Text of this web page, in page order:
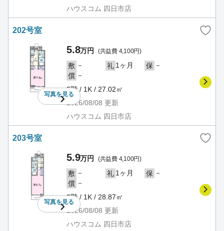
ハウスコム 四日市店
202号室
写真を見る
5.8万円 (共益費 4,100円)
敷 － 礼 1ヶ月 保 －
償 －
2階 / 1K / 27.02㎡
2026/08/08 更新
ハウスコム 四日市店
203号室
写真を見る
5.9万円 (共益費 4,100円)
敷 － 礼 1ヶ月 保 －
償 －
2階 / 1K / 28.87㎡
2026/08/08 更新
ハウスコム 四日市店